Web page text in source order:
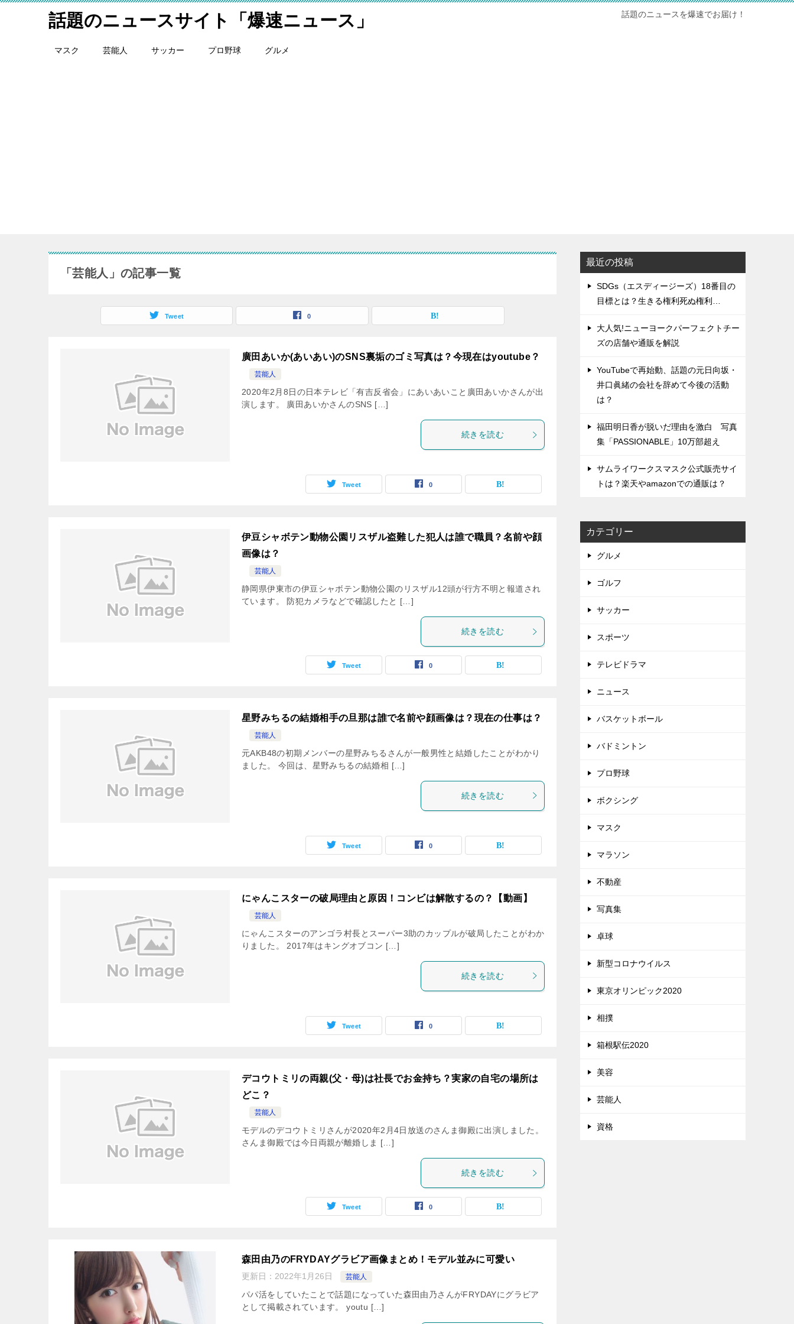
話題のニュースサイト「爆速ニュース」 話題のニュースを爆速でお届け！
マスク 芸能人 サッカー プロ野球 グルメ
「芸能人」の記事一覧
Tweet 0
廣田あいか(あいあい)のSNS裏垢のゴミ写真は？今現在はyoutube？
芸能人
2020年2月8日の日本テレビ「有吉反省会」にあいあいこと廣田あいかさんが出
演します。 廣田あいかさんのSNS […]
続きを読む
Tweet 0
伊豆シャボテン動物公園リスザル盗難した犯人は誰で職員？名前や顔
画像は？
芸能人
静岡県伊東市の伊豆シャボテン動物公園のリスザル12頭が行方不明と報道され
ています。 防犯カメラなどで確認したと […]
続きを読む
Tweet 0
星野みちるの結婚相手の旦那は誰で名前や顔画像は？現在の仕事は？
芸能人
元AKB48の初期メンバーの星野みちるさんが一般男性と結婚したことがわかり
ました。 今回は、星野みちるの結婚相 […]
続きを読む
Tweet 0
にゃんこスターの破局理由と原因！コンビは解散するの？【動画】
芸能人
にゃんこスターのアンゴラ村長とスーパー3助のカップルが破局したことがわか
りました。 2017年はキングオブコン […]
続きを読む
Tweet 0
デコウトミリの両親(父・母)は社長でお金持ち？実家の自宅の場所は
どこ？
芸能人
モデルのデコウトミリさんが2020年2月4日放送のさんま御殿に出演しました。
さんま御殿では今日両親が離婚しま […]
続きを読む
Tweet 0
森田由乃のFRYDAYグラビア画像まとめ！モデル並みに可愛い
更新日： 2022年1月26日 芸能人
パパ活をしていたことで話題になっていた森田由乃さんがFRYDAYにグラビア
として掲載されています。 youtu […]
最近の投稿
SDGs（エスディージーズ）18番目の
目標とは？生きる権利死ぬ権利…
大人気!ニューヨークパーフェクトチー
ズの店舗や通販を解説
YouTubeで再始動、話題の元日向坂・
井口眞緒の会社を辞めて今後の活動
は？
福田明日香が脱いだ理由を激白 写真
集「PASSIONABLE」10万部超え
サムライワークスマスク公式販売サイ
トは？楽天やamazonでの通販は？
カテゴリー
グルメ
ゴルフ
サッカー
スポーツ
テレビドラマ
ニュース
バスケットボール
バドミントン
プロ野球
ボクシング
マスク
マラソン
不動産
写真集
卓球
新型コロナウイルス
東京オリンピック2020
相撲
箱根駅伝2020
美容
芸能人
資格